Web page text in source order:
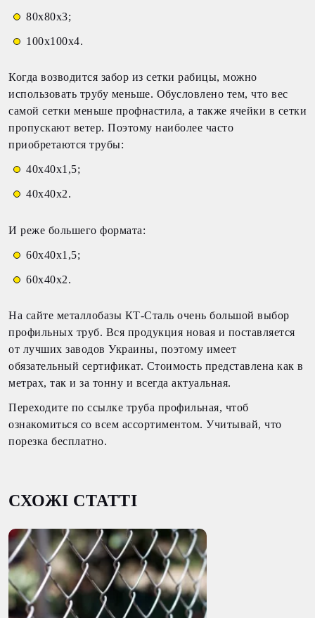
80х80х3;
100х100х4.
Когда возводится забор из сетки рабицы, можно
использовать трубу меньше. Обусловлено тем, что вес
самой сетки меньше профнастила, а также ячейки в сетки
пропускают ветер. Поэтому наиболее часто
приобретаются трубы:
40х40х1,5;
40х40х2.
И реже большего формата:
60х40х1,5;
60х40х2.
На сайте металлобазы КТ-Сталь очень большой выбор
профильных труб. Вся продукция новая и поставляется
от лучших заводов Украины, поэтому имеет
обязательный сертификат. Стоимость представлена как в
метрах, так и за тонну и всегда актуальная.
Переходите по ссылке труба профильная, чтоб
ознакомиться со всем ассортиментом. Учитывай, что
порезка бесплатно.
СХОЖІ СТАТТІ